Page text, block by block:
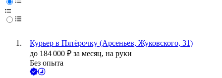
Курьер в Пятёрочку (Арсеньев, Жуковского, 31)
до 184 000 ₽ за месяц, на руки
Без опыта